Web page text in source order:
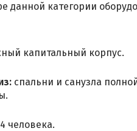
данной категории
капитальный корпус.
спальни и санузла
4 человека.